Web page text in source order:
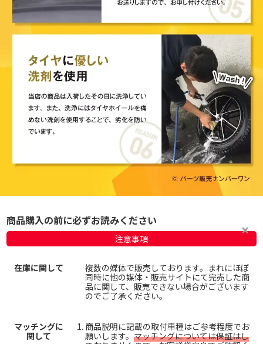
商品購入の前に必ずお読みください
注意事項
在庫に関して
複数の媒体で販売しております。まれにほぼ
同時に他の媒体・販売サイトにて完売した商
品に関して、販売できない場合がございます
のでご了承ください。
マッチングに
関して
商品説明に記載の取付車種はご参考程度でお
願いします。 マッチングについては保証はし